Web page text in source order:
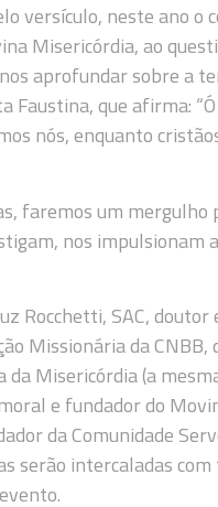
versículo, neste ano o
Misericórdia, ao
aprofundar sobre a
Faustina, que afirma:
nós, enquanto
faremos um mergulho
nos impulsionam
Rocchetti, SAC, doutor
Missionária da
Misericórdia (a
e fundador do
da Comunidade
serão intercaladas